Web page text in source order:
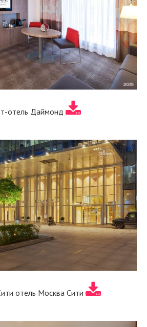
отель Даймонд
отель Москва Сити